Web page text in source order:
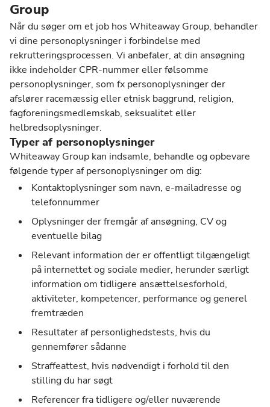
Group
Når du søger om et job hos Whiteaway Group, behandler
vi dine personoplysninger i forbindelse med
rekrutteringsprocessen. Vi anbefaler, at din ansøgning
ikke indeholder CPR-nummer eller følsomme
personoplysninger, som fx personoplysninger der
afslører racemæssig eller etnisk baggrund, religion,
fagforeningsmedlemskab, seksualitet eller
helbredsoplysninger.
Typer af personoplysninger
Whiteaway Group kan indsamle, behandle og opbevare
følgende typer af personoplysninger om dig:
Kontaktoplysninger som navn, e-mailadresse og
telefonnummer
Oplysninger der fremgår af ansøgning, CV og
eventuelle bilag
Relevant information der er offentligt tilgængeligt
på internettet og sociale medier, herunder særligt
information om tidligere ansættelsesforhold,
aktiviteter, kompetencer, performance og generel
fremtræden
Resultater af personlighedstests, hvis du
gennemfører sådanne
Straffeattest, hvis nødvendigt i forhold til den
stilling du har søgt
Referencer fra tidligere og/eller nuværende